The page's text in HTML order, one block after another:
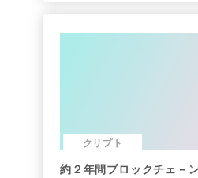
クリプト
約２年間ブロックチェ－